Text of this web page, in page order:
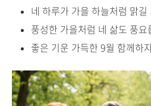
네 하루가 가을 하늘처럼 맑길
풍성한 가을처럼 네 삶도 풍요
좋은 기운 가득한 9월 함께하